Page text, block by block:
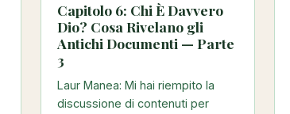
Capitolo 6: Chi È Davvero
Dio? Cosa Rivelano gli
Antichi Documenti — Parte
3
Laur Manea: Mi hai riempito la
discussione di contenuti per